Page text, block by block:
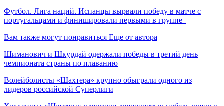
Футбол. Лига наций. Испанцы вырвали победу в матче с
португальцами и финишировали первыми в группе
Вам также могут понравиться Еще от автора
Шиманович и Шкурдай одержали победы в третий день
чемпионата страны по плаванию
Волейболисты «Шахтера» крупно обыграли одного из
лидеров российской Суперлиги